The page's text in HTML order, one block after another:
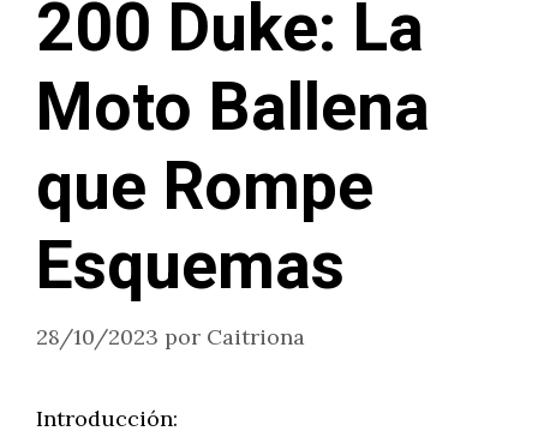
200 Duke: La
Moto Ballena
que Rompe
Esquemas
28/10/2023 por Caitriona
Introducción: